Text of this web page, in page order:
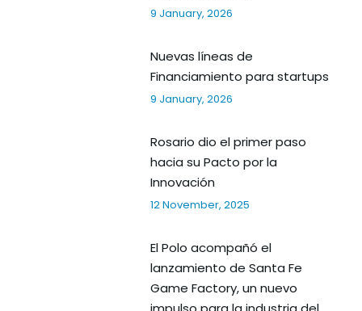
9 January, 2026
Nuevas líneas de
Financiamiento para startups
9 January, 2026
Rosario dio el primer paso
hacia su Pacto por la
Innovación
12 November, 2025
El Polo acompañó el
lanzamiento de Santa Fe
Game Factory, un nuevo